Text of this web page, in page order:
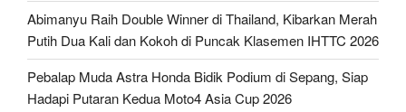
Abimanyu Raih Double Winner di Thailand, Kibarkan Merah
Putih Dua Kali dan Kokoh di Puncak Klasemen IHTTC 2026
Pebalap Muda Astra Honda Bidik Podium di Sepang, Siap
Hadapi Putaran Kedua Moto4 Asia Cup 2026